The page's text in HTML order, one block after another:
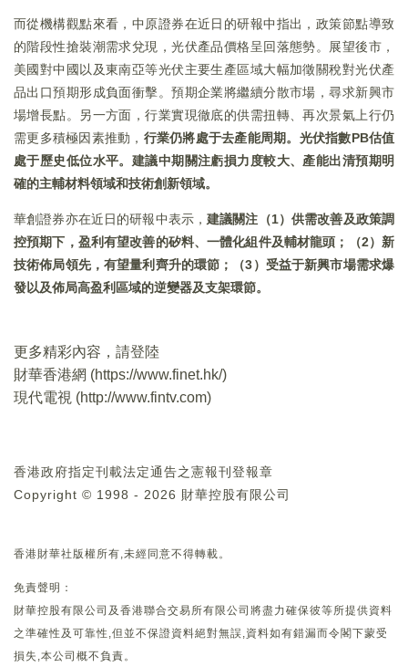
而從機構觀點來看，中原證券在近日的研報中指出，政策節點導致
的階段性搶裝潮需求兌現，光伏產品價格呈回落態勢。展望後市，
美國對中國以及東南亞等光伏主要生產區域大幅加徵關稅對光伏產
品出口預期形成負面衝擊。預期企業將繼續分散市場，尋求新興市
場增長點。另一方面，行業實現徹底的供需扭轉、再次景氣上行仍
需更多積極因素推動， 行業仍將處于去產能周期。光伏指數PB估值
處于歷史低位水平。建議中期關注虧損力度較大、產能出清預期明
確的主輔材料領域和技術創新領域。
華創證券亦在近日的研報中表示，建議關注（1）供需改善及政策調
控預期下，盈利有望改善的矽料、一體化組件及輔材龍頭；（2）新
技術佈局領先，有望量利齊升的環節；（3）受益于新興市場需求爆
發以及佈局高盈利區域的逆變器及支架環節。
更多精彩內容，請登陸
財華香港網 (https://www.finet.hk/)
現代電視 (http://www.fintv.com)
香港政府指定刊載法定通告之憲報刊登報章
Copyright © 1998 - 2026 財華控股有限公司
香港財華社版權所有,未經同意不得轉載。
免責聲明：
財華控股有限公司及香港聯合交易所有限公司將盡力確保彼等所提供資料
之準確性及可靠性,但並不保證資料絕對無誤,資料如有錯漏而令閣下蒙受
損失,本公司概不負責。